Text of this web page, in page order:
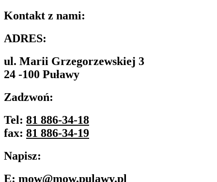
Kontakt z nami:
ADRES:
ul. Marii Grzegorzewskiej 3
24 -100 Puławy
Zadzwoń:
Tel: 81 886-34-18
fax: 81 886-34-19
Napisz:
E: mow@mow.pulawy.pl